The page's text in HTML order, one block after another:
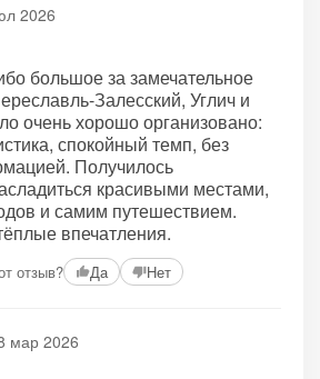
2026
большое за замечательное
Залесский, Углич и
очень хорошо организовано:
спокойный темп, без
Получилось
красивыми местами,
и самим путешествием.
впечатления.
отзыв? Да Нет
мар 2026